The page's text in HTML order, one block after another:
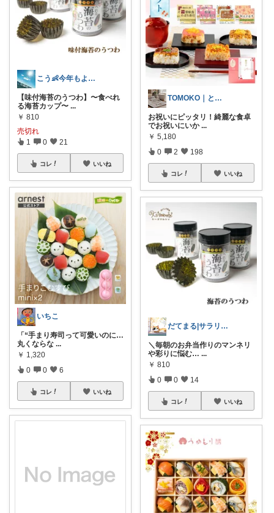
こう👶今年もよろしくお願いします🥹
【味付海苔のうつわ】〜食べれ
る海苔カップ〜 ...
￥ 810
売切れ
1 0 21
コレ いいね
いちこ
「“手まり寿司って可愛いのに…
丸くならな ...
￥ 1,320
0 0 6
コレ いいね
TOMOKO｜ときめきセレクト
お祝いにピッタリ！綺麗な食卓
でお祝いにいか ...
￥ 5,180
0 2 198
コレ いいね
だてまる|サラリーマンセレクトROOM
＼毎朝のお弁当作りのマンネリ
や彩りに悩む… ...
￥ 810
0 0 14
コレ いいね